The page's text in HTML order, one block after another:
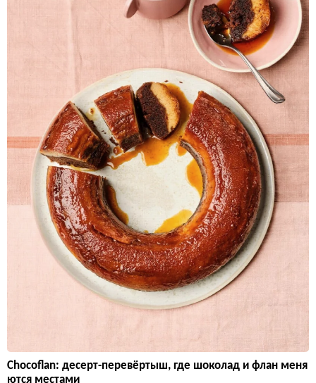
Chocoflan: десерт-перевёртыш, где шоколад и флан меня
ются местами